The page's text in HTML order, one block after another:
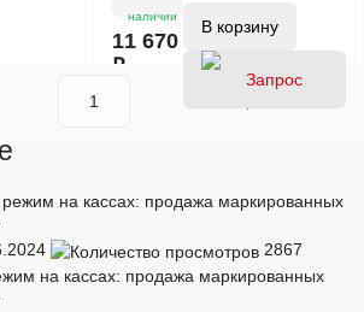
наличии
11 670
₽
В корзину
2867
на кассах: продажа маркированных